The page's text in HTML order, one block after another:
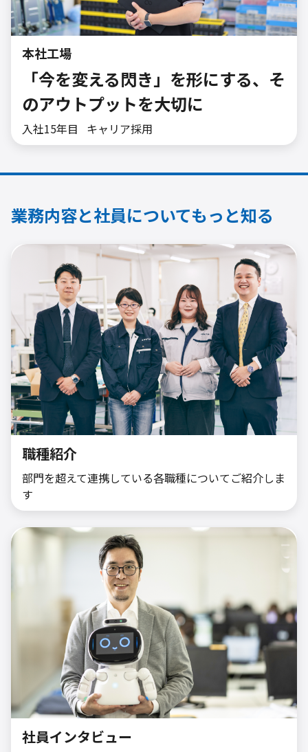
本社工場
「今を変える閃き」を形にする、​そ
のアウトプットを大切に​
入社15年目 キャリア採用
業務内容と社員についてもっと知る
職種紹介
部門を超えて連携している各職種についてご紹介しま
す
社員インタビュー